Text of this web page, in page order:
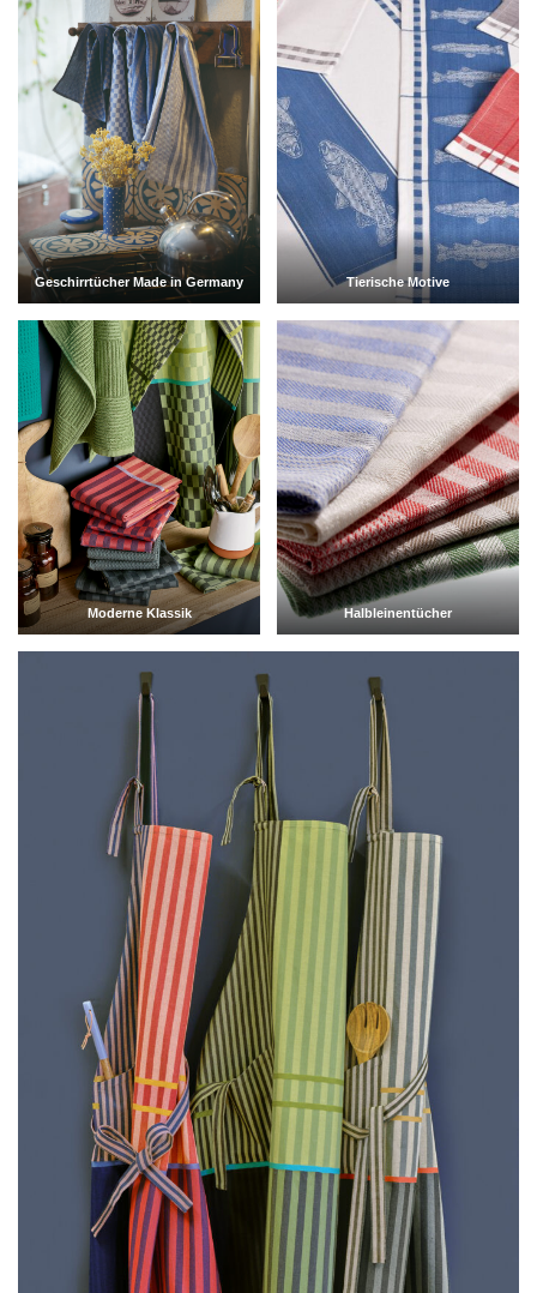
Geschirrtücher Made in Germany Tierische Motive
Moderne Klassik Halbleinentücher